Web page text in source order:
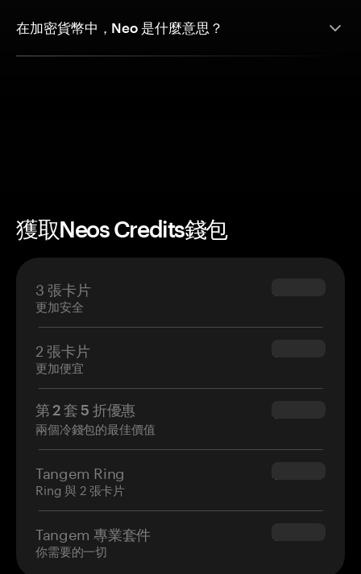
在加密貨幣中，Neo 是什麼意思？
獲取Neos Credits錢包
3 張卡片
更加安全
$69.90
2 張卡片
更加便宜
$54.90
第 2 套 5 折優惠
兩個冷錢包的最佳價值
$34.95
Tangem Ring
Ring 與 2 張卡片
$160.00
Tangem 專業套件
你需要的一切
$180.00